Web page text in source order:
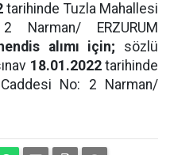
tarihinde Tuzla Mahallesi
Narman/ ERZURUM
alımı için; sözlü
18.01.2022tarihinde
No: 2 Narman/